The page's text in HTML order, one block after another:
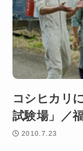
コシヒカリ
試験場」／
2010.7.23